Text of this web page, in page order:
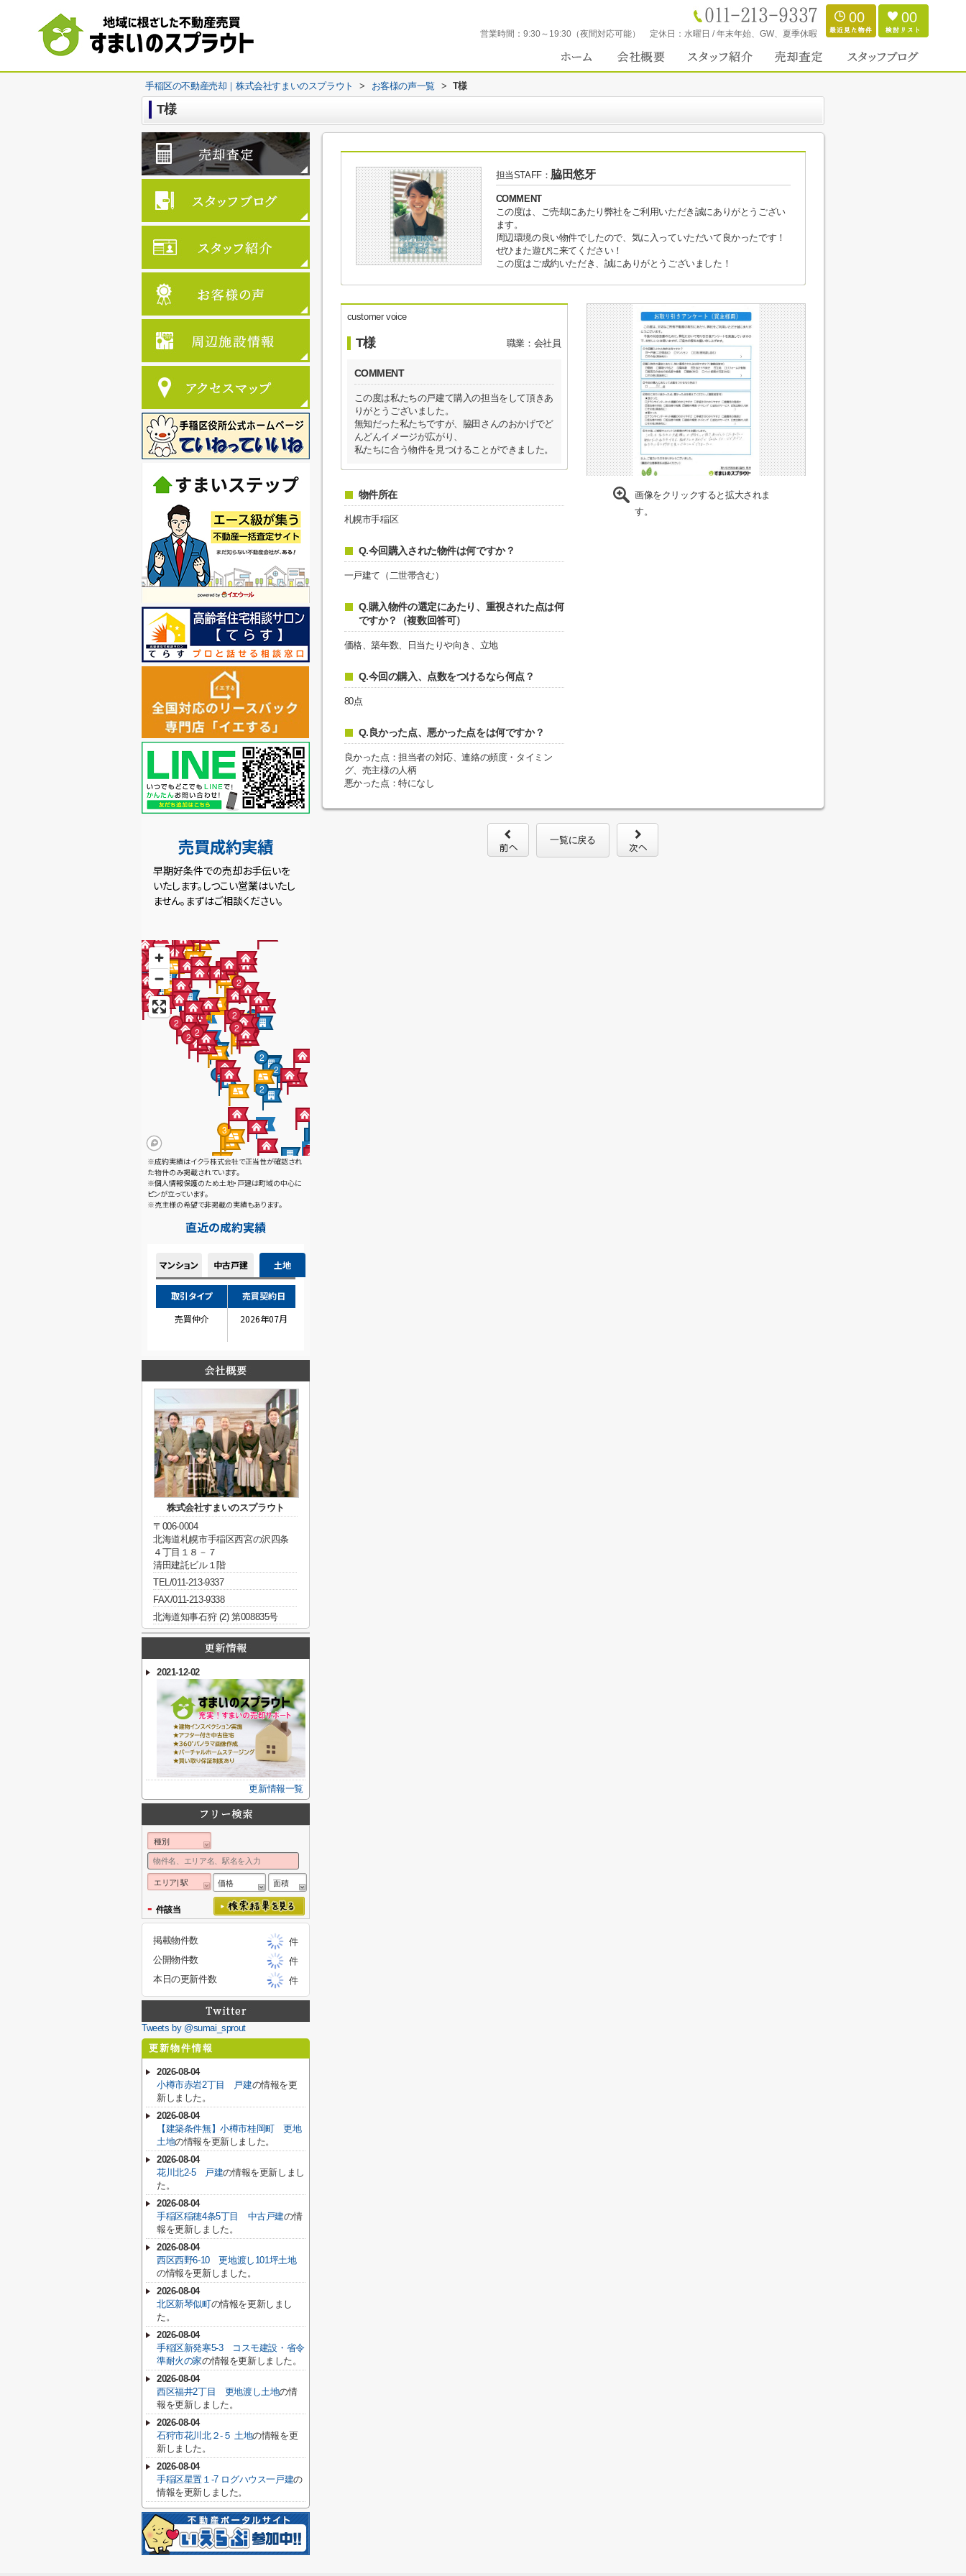
営業時間： 9:30～19:30（夜間対応可能） 定休日： 水曜日 / 年末年始、GW、夏季休暇
00 00
手稲区の不動産売却｜株式会社すまいのスプラウト > お客様の声一覧 > T様
T様
担当STAFF： 脇田悠牙
COMMENT
この度は、ご売却にあたり弊社をご利用いただき誠にありがとうござい
ます。
周辺環境の良い物件でしたので、気に入っていただいて良かったです！
ぜひまた遊びに来てください！
この度はご成約いただき、誠にありがとうございました！
customer voice
T様 職業：会社員
COMMENT
この度は私たちの戸建て購入の担当をして頂きあ
りがとうございました。
無知だった私たちですが、脇田さんのおかげでど
んどんイメージが広がり、
私たちに合う物件を見つけることができました。
物件所在
札幌市手稲区
Q.今回購入された物件は何ですか？
一戸建て（二世帯含む）
Q.購入物件の選定にあたり、重視された点は何
ですか？（複数回答可）
価格、築年数、日当たりや向き、立地
Q.今回の購入、点数をつけるなら何点？
80点
Q.良かった点、悪かった点をは何ですか？
良かった点：担当者の対応、連絡の頻度・タイミン
グ、売主様の人柄
悪かった点：特になし
画像をクリックすると拡大されま
す。
一覧に戻る
株式会社すまいのスプラウト
〒006-0004
北海道札幌市手稲区西宮の沢四条
４丁目１８－７
清田建託ビル１階
TEL/011-213-9337
FAX/011-213-9338
北海道知事石狩 (2) 第008835号
2021-12-02
更新情報一覧
種別
エリア| 駅 価格 面積
- 件該当
掲載物件数
件
公開物件数
件
本日の更新件数
件
Tweets by @sumai_sprout
更新物件情報
2026-08-04
小樽市赤岩2丁目 戸建の情報を更
新しました。
2026-08-04
【建築条件無】小樽市桂岡町 更地
土地の情報を更新しました。
2026-08-04
花川北2-5 戸建の情報を更新しまし
た。
2026-08-04
手稲区稲穂4条5丁目 中古戸建の情
報を更新しました。
2026-08-04
西区西野6-10 更地渡し101坪土地
の情報を更新しました。
2026-08-04
北区新琴似町の情報を更新しまし
た。
2026-08-04
手稲区新発寒5-3 コスモ建設・省令
準耐火の家の情報を更新しました。
2026-08-04
西区福井2丁目 更地渡し土地の情
報を更新しました。
2026-08-04
石狩市花川北２-５ 土地の情報を更
新しました。
2026-08-04
手稲区星置１-7 ログハウス一戸建の
情報を更新しました。